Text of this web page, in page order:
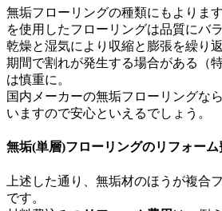
無垢フローリングの種類にもよりま
を使用したフローリングは品質にバ
乾燥と湿気により収縮と膨張を繰り
期間で割れが発生する場合がある（
は慎重に。
国内メーカーの無垢フローリングな
いますので安心といえるでしょう。
無垢(単層)フローリングのリフォー
上述した通り、無垢材のほうが複合
です。